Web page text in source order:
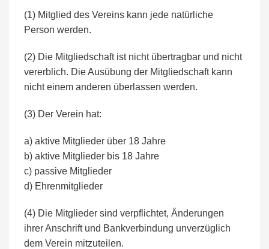
(1) Mitglied des Vereins kann jede natürliche
Person werden.
(2) Die Mitgliedschaft ist nicht übertragbar und nicht
vererblich. Die Ausübung der Mitgliedschaft kann
nicht einem anderen überlassen werden.
(3) Der Verein hat:
a) aktive Mitglieder über 18 Jahre
b) aktive Mitglieder bis 18 Jahre
c) passive Mitglieder
d) Ehrenmitglieder
(4) Die Mitglieder sind verpflichtet, Änderungen
ihrer Anschrift und Bankverbindung unverzüglich
dem Verein mitzuteilen.